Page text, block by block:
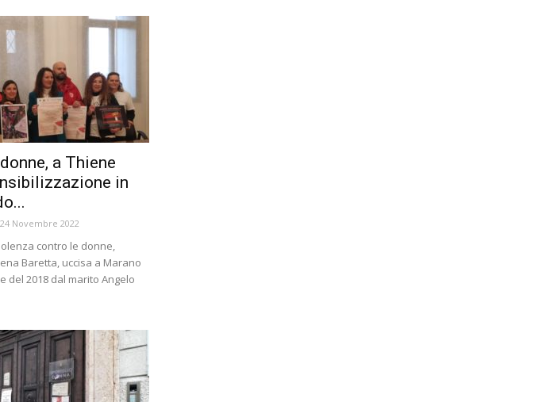
a Thiene
in
24 Novembre 2022
contro le donne,
Baretta, uccisa a Marano
del 2018 dal marito Angelo